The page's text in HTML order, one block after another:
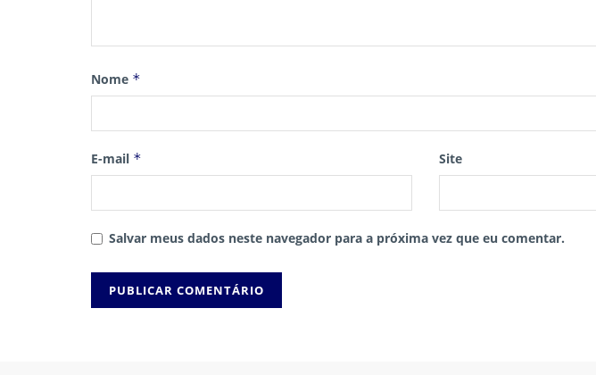
Nome *
E-mail * Site
Salvar meus dados neste navegador para a próxima vez que eu comentar.